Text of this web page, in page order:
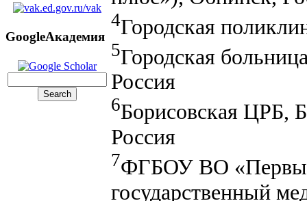
GoogleАкадемия
4Городская
5Городская
Россия
6Борисовская ЦРБ,
Россия
7ФГБОУ ВО
государственный